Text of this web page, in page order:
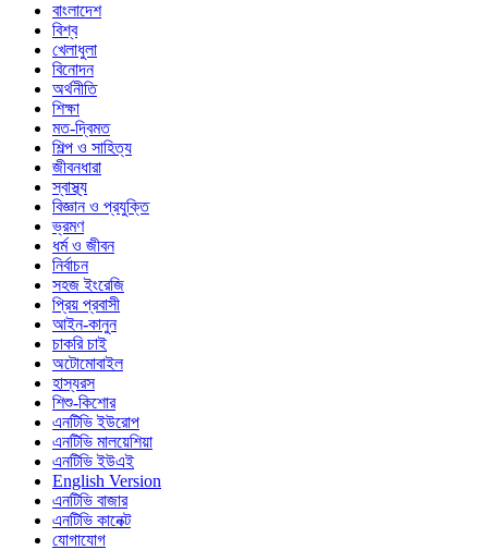
বাংলাদেশ
বিশ্ব
খেলাধুলা
বিনোদন
অর্থনীতি
শিক্ষা
মত-দ্বিমত
শিল্প ও সাহিত্য
জীবনধারা
স্বাস্থ্য
বিজ্ঞান ও প্রযুক্তি
ভ্রমণ
ধর্ম ও জীবন
নির্বাচন
সহজ ইংরেজি
প্রিয় প্রবাসী
আইন-কানুন
চাকরি চাই
অটোমোবাইল
হাস্যরস
শিশু-কিশোর
এনটিভি ইউরোপ
এনটিভি মালয়েশিয়া
এনটিভি ইউএই
English Version
এনটিভি বাজার
এনটিভি কানেক্ট
যোগাযোগ